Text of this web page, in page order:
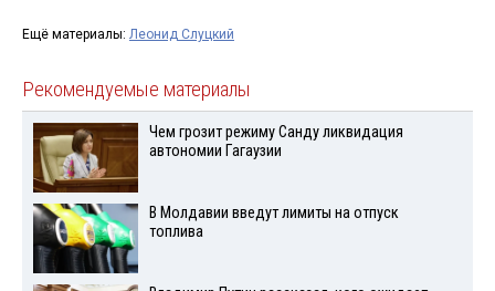
Ещё материалы: Леонид Слуцкий
Рекомендуемые материалы
Чем грозит режиму Санду ликвидация
автономии Гагаузии
В Молдавии введут лимиты на отпуск
топлива